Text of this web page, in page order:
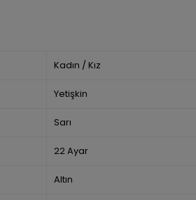
Kadın / Kız
Yetişkin
Sarı
22 Ayar
Altın